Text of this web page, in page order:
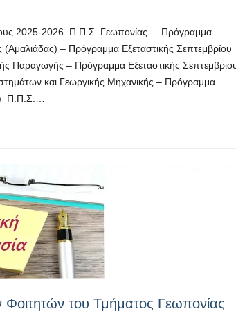
2025-2026. Π.Π.Σ. Γεωπονίας – Πρόγραμμα
– Πρόγραμμα Εξεταστικής Σεπτεμβρίου
– Πρόγραμμα Εξεταστικής
και Γεωργικής Μηχανικής – Πρόγραμμα
Π.Π.Σ.…
του Τμήματος Γεωπονίας